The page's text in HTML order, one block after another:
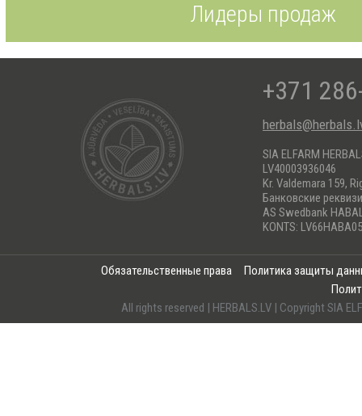
Лидеры продаж
+371
SIA ELFARM
LV40003936046
Kr. Valdemara 159,
Банковские
AS Swedbank
KONTS:
Обязательственные права
Политика защиты
All rights reserved | HERBALS.LV | Copyright SIA